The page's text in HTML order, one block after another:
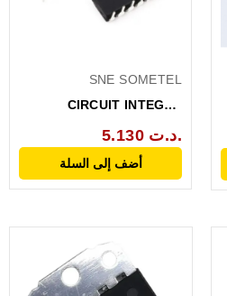
SNE SOMETEL
CIRCUIT INTEGRE
5.130 د.ت.
أضف إلى السلة